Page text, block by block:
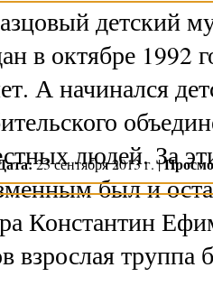
детский
в октябре 1992
А начинался
людей. За
был и
Константин
взрослая
23 сентября 2013 г. |